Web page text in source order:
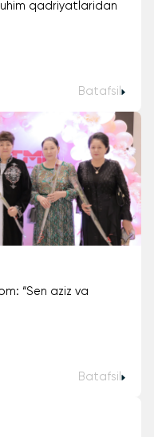
qadriyatlaridan
Batafsil
“Sen aziz va
Batafsil